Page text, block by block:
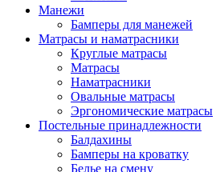
Манежи
Бамперы для манежей
Матрасы и наматрасники
Круглые матрасы
Матрасы
Наматрасники
Овальные матрасы
Эргономические матрасы
Постельные принадлежности
Балдахины
Бамперы на кроватку
Белье на смену